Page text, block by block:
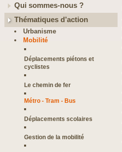
Qui sommes-nous ?
Thématiques d’action
Urbanisme
Mobilité
Déplacements piétons et
cyclistes
Le chemin de fer
Métro - Tram - Bus
Déplacements scolaires
Gestion de la mobilité